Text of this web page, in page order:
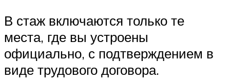
В стаж включаются только те
места, где вы устроены
официально, с подтверждением в
виде трудового договора.